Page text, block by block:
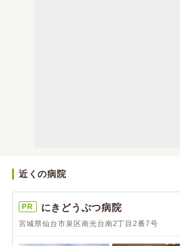
近くの病院
PR にきどうぶつ病院
宮城県仙台市泉区南光台南2丁目2番7号